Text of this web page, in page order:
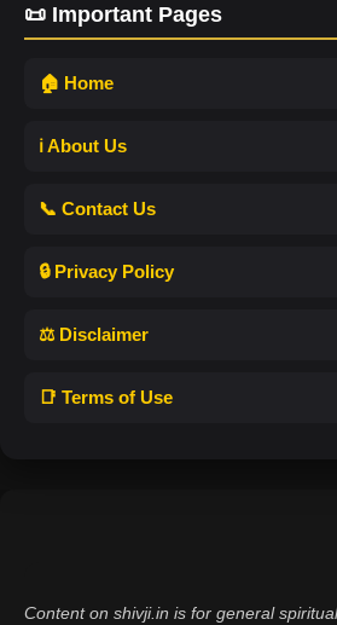
📜 Important Pages
🏠 Home
ℹ️ About Us
📞 Contact Us
🔒 Privacy Policy
⚖️ Disclaimer
📑 Terms of Use
Content on shivji.in is for general